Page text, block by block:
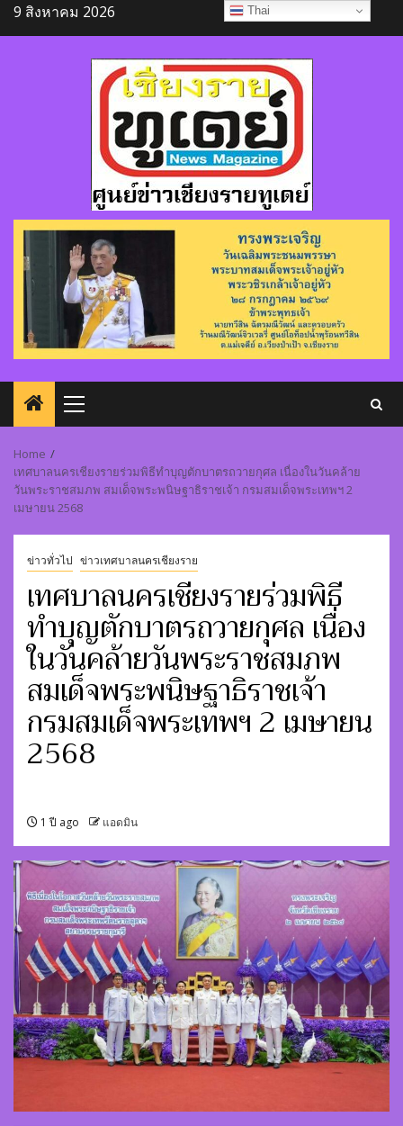
Skip
to
9 สิงหาคม 2026
Primary
Home
เทศบาลนครเชียงรายร่วมพิธีทำบุญตักบาตรถวายกุศล เนื่องในวันคล้าย
วันพระราชสมภพ สมเด็จพระพนิษฐาธิราชเจ้า กรมสมเด็จพระเทพฯ 2
เมษายน 2568
ข่าวทั่วไป ข่าวเทศบาลนครเชียงราย
เทศบาลนครเชียงรายร่วมพิธี
ทำบุญตักบาตรถวายกุศล เนื่อง
ในวันคล้ายวันพระราชสมภพ
สมเด็จพระพนิษฐาธิราชเจ้า
กรมสมเด็จพระเทพฯ 2 เมษายน
2568
1 ปี ago แอดมิน
Thai